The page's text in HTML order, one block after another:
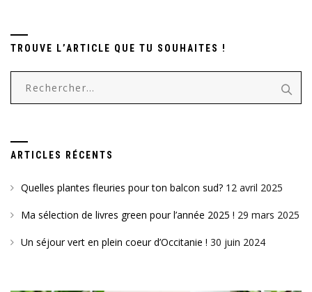
TROUVE L’ARTICLE QUE TU SOUHAITES !
Rechercher :
ARTICLES RÉCENTS
Quelles plantes fleuries pour ton balcon sud? 12 avril 2025
Ma sélection de livres green pour l’année 2025 ! 29 mars 2025
Un séjour vert en plein coeur d’Occitanie ! 30 juin 2024